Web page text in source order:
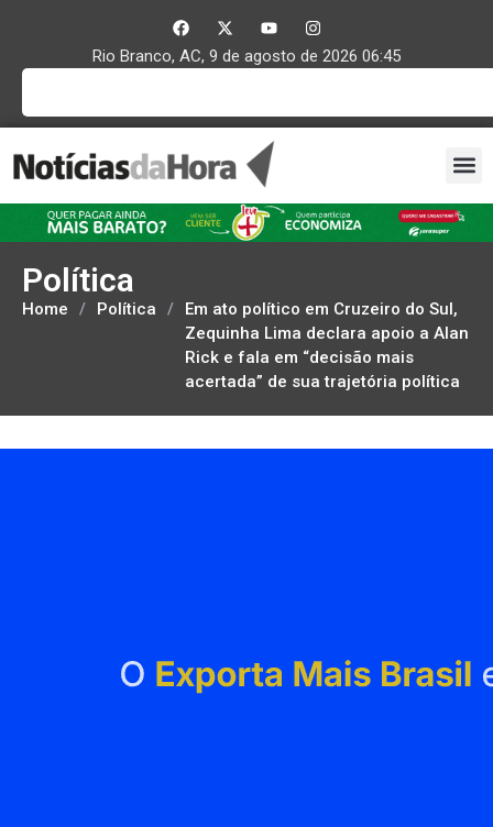
Rio Branco, AC, 9 de agosto de 2026 06:45
Política
Home / Política /
Em ato político em Cruzeiro do Sul,
Zequinha Lima declara apoio a Alan
Rick e fala em “decisão mais
acertada” de sua trajetória política